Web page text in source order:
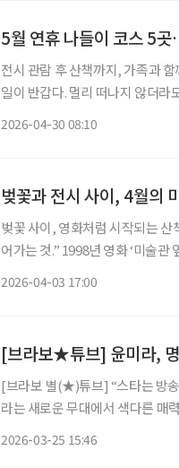
5월 연휴 나들이 코스 5
전시 관람 후 산책까지, 가족과 함께하는 여유로운 힐링
일이 반갑다. 멀리 떠나지 않더라
2026-04-30 08:10
벚꽃과 전시 사이, 4월의
벚꽃 사이, 영화처럼 시작되는 산책 “사랑은 어느 날 갑자기 시작되는 게 아니라 조금씩
어가는 것.” 1998년 영화 ‘미술관 옆 동물원’을 기억한다면 이 대사와 함께 떠오르는 장소가 있
2026-04-03 17:00
[브라보★튜브] 윤미라, 명
[브라보 별(★)튜브] “스타는 방
라는 새로운 무대에서 색다른 매
2026-03-25 15:46